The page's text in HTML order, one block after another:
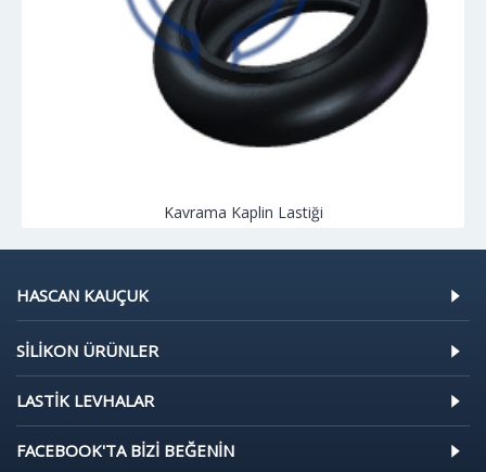
Kavrama Kaplin Lastiği
HASCAN KAUÇUK
SILIKON ÜRÜNLER
LASTIK LEVHALAR
FACEBOOK'TA BIZI BEĞENIN